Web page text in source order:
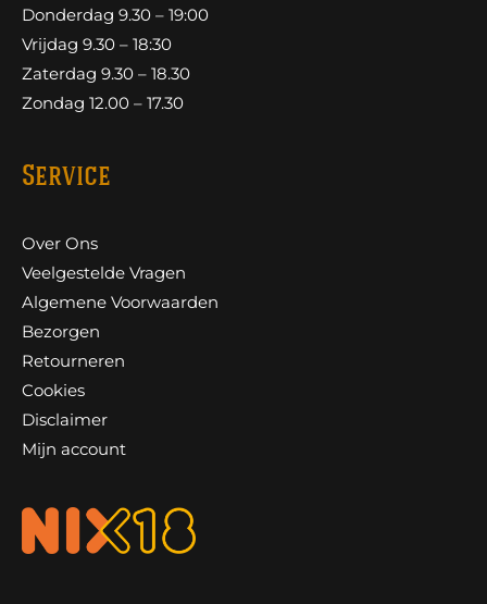
Donderdag 9.30 – 19:00
Vrijdag 9.30 – 18:30
Zaterdag 9.30 – 18.30
Zondag 12.00 – 17.30
Service
Over Ons
Veelgestelde Vragen
Algemene Voorwaarden
Bezorgen
Retourneren
Cookies
Disclaimer
Mijn account